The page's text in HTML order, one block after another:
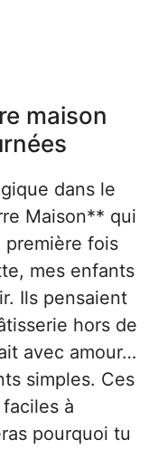
maison
dans le
Maison** qui
première fois
mes enfants
Ils pensaient
hors de
avec amour…
simples. Ces
à
pourquoi tu